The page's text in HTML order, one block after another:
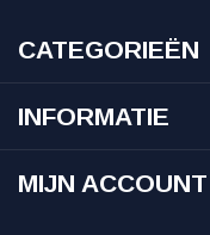
CATEGORIEËN
INFORMATIE
MIJN ACCOUNT